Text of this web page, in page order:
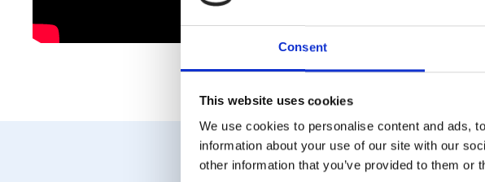
Consent
This website uses cookies
We use cookies to personalise content and ads,
information about your use of our site with our
other information that you’ve provided to them